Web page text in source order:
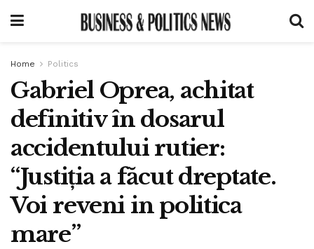
Home Politics
Gabriel Oprea, achitat
definitiv în dosarul
accidentului rutier:
“Justiția a făcut dreptate.
Voi reveni in politica
mare”